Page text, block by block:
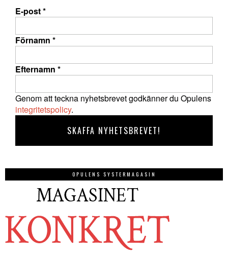
E-post*
Förnamn *
Efternamn *
Genom att teckna nyhetsbrevet godkänner du Opulens
integritetspolicy.
OPULENS SYSTERMAGASIN